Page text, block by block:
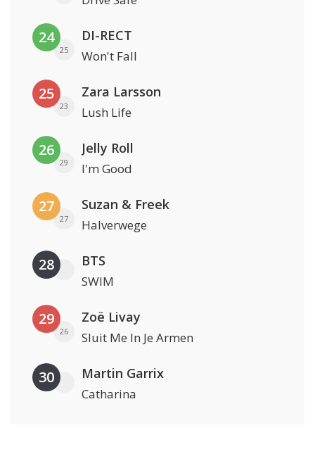
24
25
DI-RECT
Won't Fall
25
23
Zara Larsson
Lush Life
26
29
Jelly Roll
I'm Good
27
27
Suzan & Freek
Halverwege
28 BTS
SWIM
29
26
Zoë Livay
Sluit Me In Je Armen
30 Martin Garrix
Catharina